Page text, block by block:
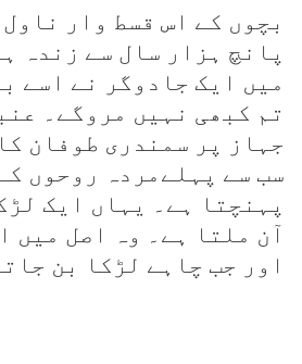
بچوں کے اس قسط وار
پانچ ہزار سال سے زندہ
میں ایک جادوگر نے اسے
تم کبھی نہیں مروگے۔
جہاز پر سمندری طوفان
سب سے پہلےمردہ روحوں
پہنچتا ہے۔ یہاں ایک
آن ملتا ہے۔ وہ اصل میں
اور جب چاہے لڑکا بن